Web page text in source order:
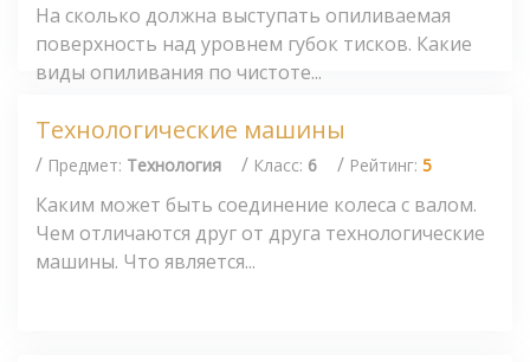
На сколько должна выступать опиливаемая
поверхность над уровнем губок тисков. Какие
виды опиливания по чистоте...
Технологические машины
/ Предмет: Технология / Класс: 6 / Рейтинг: 5
Каким может быть соединение колеса с валом.
Чем отличаются друг от друга технологические
машины. Что является...